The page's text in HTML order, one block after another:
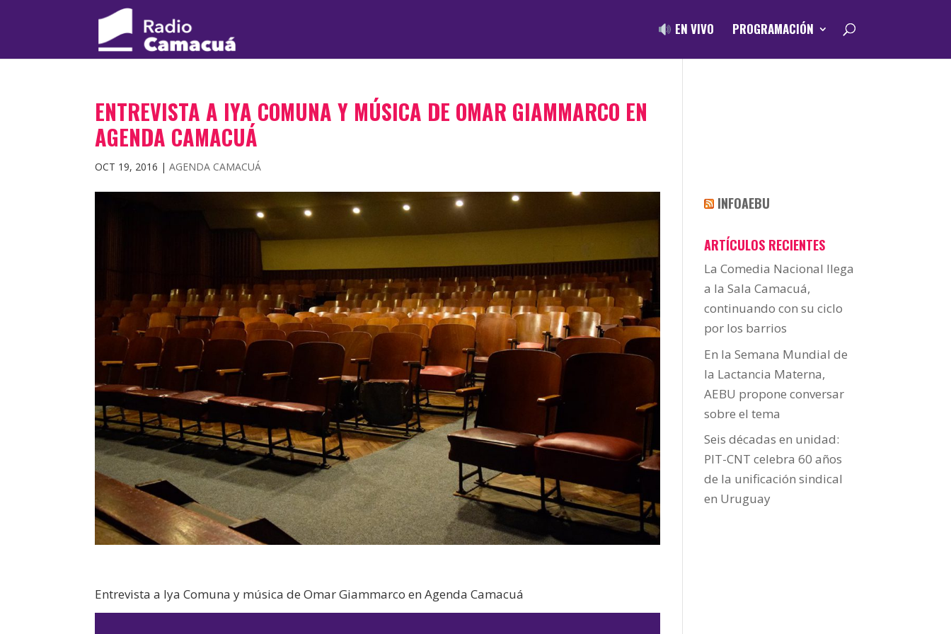
EN VIVO PROGRAMACIÓN
ENTREVISTA A IYA COMUNA Y MÚSICA DE OMAR GIAMMARCO EN
AGENDA CAMACUÁ
OCT 19, 2016 |AGENDA CAMACUÁ
Entrevista a Iya Comuna y música de Omar Giammarco en Agenda Camacuá
INFOAEBU
ARTÍCULOS RECIENTES
La Comedia Nacional llega
a la Sala Camacuá,
continuando con su ciclo
por los barrios
En la Semana Mundial de
la Lactancia Materna,
AEBU propone conversar
sobre el tema
Seis décadas en unidad:
PIT-CNT celebra 60 años
de la unificación sindical
en Uruguay